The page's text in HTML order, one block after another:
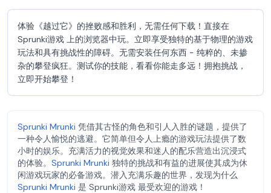
体验《越过它》的挫败感和胜利，无需任何下载！直接在
Sprunki游戏 上的浏览器中玩。立即享受独特的基于物理的游戏
玩法和具有挑战性的障碍。无需安装任何东西 - 纯粹的、未掺
杂的攀登疯狂。测试你的技能，看看你能走多远！拥抱挑战，
立即开始攀登！
Sprunki Mrunki 凭借其古怪的角色和引人入胜的谜题，提供了
一种令人愉悦的逃避。它简单但令人上瘾的游戏玩法提供了数
小时的娱乐。充满活力的视觉效果和迷人的配乐营造出沉浸式
的体验。 Sprunki Mrunki 独特的挑战和有益的进展使其成为休
闲游戏玩家的必备游戏。潜入充满乐趣的世界，发现为什么
Sprunki Mrunki 是 Sprunki游戏 最受欢迎的游戏！